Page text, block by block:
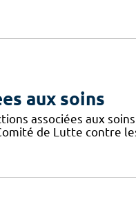
aux soins
associées aux
de Lutte contre